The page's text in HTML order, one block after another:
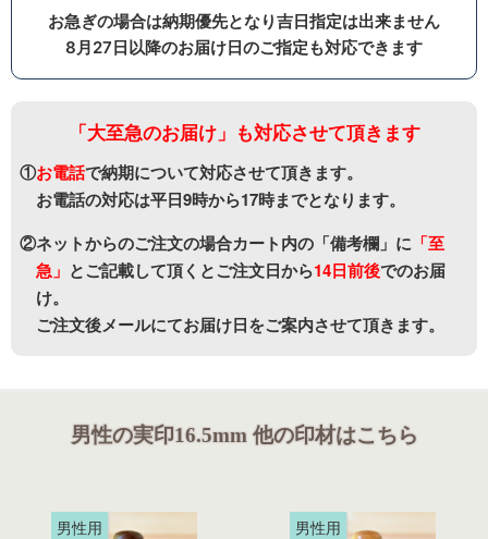
お急ぎの場合は納期優先となり吉日指定は出来ません
8月27日以降のお届け日のご指定も対応できます
「大至急のお届け」も対応させて頂きます
①お電話で納期について対応させて頂きます。
お電話の対応は平日9時から17時までとなります。
②ネットからのご注文の場合カート内の「備考欄」に 「至
急」 とご記載して頂くとご注文日から14日前後でのお届
け。
ご注文後メールにてお届け日をご案内させて頂きます。
男性の実印16.5mm 他の印材はこちら
男性用 男性用